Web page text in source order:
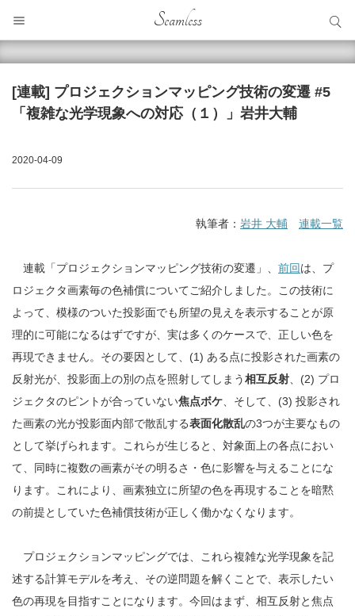
Seamless
[連載] プロジェクションマッピング技術の変遷 #5
「複雑な光学現象への対応（１）」岩井大輔
2020-04-09
執筆者： 岩井 大輔 連載一覧
連載「プロジェクションマッピング技術の変遷」、 前回は、プ
ロジェクタ画素毎の色補償についてご紹介しました。この技術に
よって、模様のついた投影面でも所望の見えを表示することが原
理的に可能になるはずですが、実は多くのケースで、正しい色を
再現できません。その要因として、(1) ある点に投影された画素の
反射光が、投影面上の別の点を照射してしまう相互反射 、(2) プロ
ジェクタのピントが合っていない焦点ボケ 、そして、(3) 投影され
た画素の光が投影面内部で散乱する表面化散乱の3つが主要なもの
として挙げられます。これらが生じると、対象面上の各点におい
て、同時に複数の画素がその明るさ・色に影響を与えることにな
ります。これにより、画素独立に所望の色を再現することを暗黙
の前提としていた色補償技術が正しく働かなくなります。
プロジェクションマッピングでは、これら複雑な光学現象を記
述する計算モデルを考え、その逆問題を解くことで、表示したい
色の再現を目指すことになります。今回はまず、相互反射と焦点
サイト内検索